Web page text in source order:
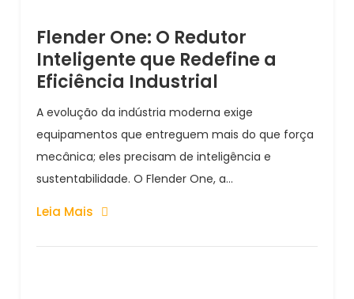
Flender One: O Redutor
Inteligente que Redefine a
Eficiência Industrial
A evolução da indústria moderna exige
equipamentos que entreguem mais do que força
mecânica; eles precisam de inteligência e
sustentabilidade. O Flender One, a...
Leia Mais